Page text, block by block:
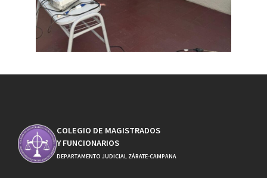
COLEGIO DE MAGISTRADOS
Y FUNCIONARIOS
DEPARTAMENTO JUDICIAL ZÁRATE-CAMPANA